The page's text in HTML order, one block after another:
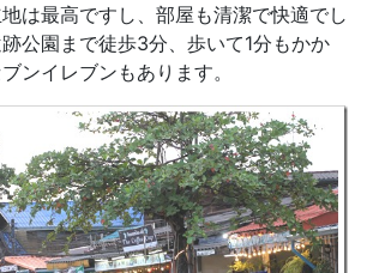
は最高ですし、部屋も清潔で快適でし
公園まで徒歩3分、歩いて1分もかか
ンイレブンもあります。